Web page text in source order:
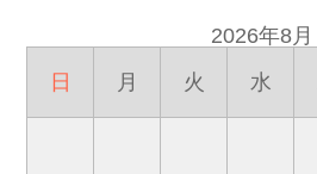
2026年8月
日
月 火 水